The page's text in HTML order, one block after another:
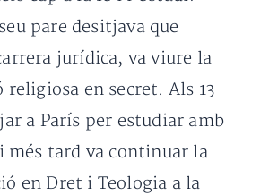
pare desitjava que
jurídica, va viure la
religiosa en secret. Als 13
a París per estudiar amb
més tard va continuar la
en Dret i Teologia a la